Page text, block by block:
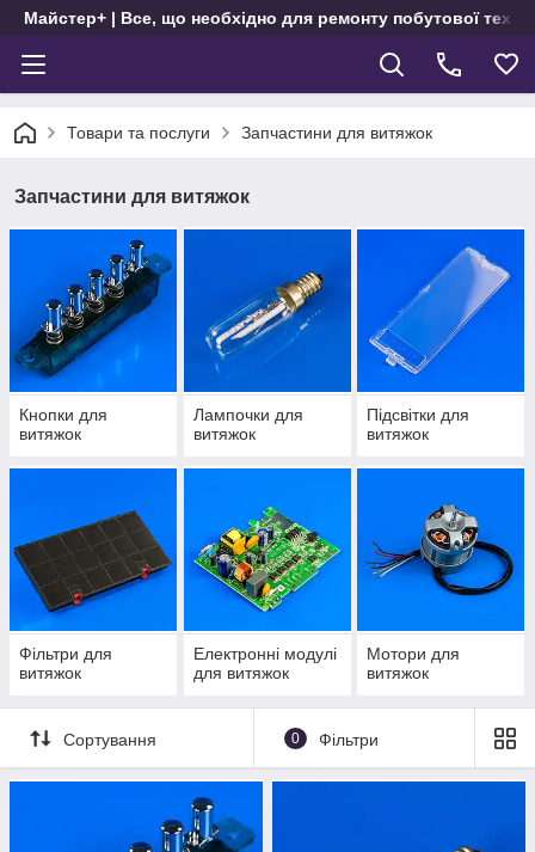
Майстер+ | Все, що необхідно для ремонту побутової
Товари та послуги Запчастини для витяжок
Запчастини для витяжок
Кнопки для
витяжок
Лампочки для
витяжок
Підсвітки для
витяжок
Фільтри для
витяжок
Електронні модулі
для витяжок
Мотори для
витяжок
Сортування 0 Фільтри